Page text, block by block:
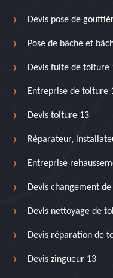
Devis pose de
Pose de bâche et
Devis fuite de toiture
Entreprise de toiture
Devis toiture 13
Réparateur,
Entreprise
Devis changement
Devis nettoyage de
Devis réparation de
Devis zingueur 13